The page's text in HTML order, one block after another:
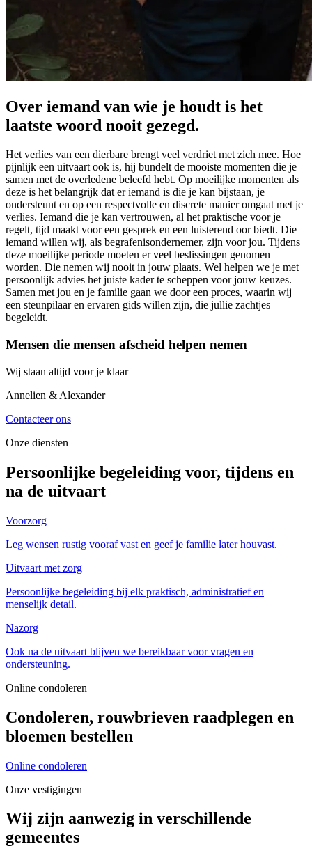
Over iemand van wie je houdt is het
laatste woord nooit gezegd.
Het verlies van een dierbare brengt veel verdriet met zich mee. Hoe
pijnlijk een uitvaart ook is, hij bundelt de mooiste momenten die je
samen met de overledene beleefd hebt. Op moeilijke momenten als
deze is het belangrijk dat er iemand is die je kan bijstaan, je
ondersteunt en op een respectvolle en discrete manier omgaat met je
verlies. Iemand die je kan vertrouwen, al het praktische voor je
regelt, tijd maakt voor een gesprek en een luisterend oor biedt. Die
iemand willen wij, als begrafenisondernemer, zijn voor jou. Tijdens
deze moeilijke periode moeten er veel beslissingen genomen
worden. Die nemen wij nooit in jouw plaats. Wel helpen we je met
persoonlijk advies het juiste kader te scheppen voor jouw keuzes.
Samen met jou en je familie gaan we door een proces, waarin wij
een steunpilaar en ervaren gids willen zijn, die jullie zachtjes
begeleidt.
Mensen die mensen afscheid helpen nemen
Wij staan altijd voor je klaar
Annelien & Alexander
Contacteer ons
Onze diensten
Persoonlijke begeleiding voor, tijdens en
na de uitvaart
Voorzorg
Leg wensen rustig vooraf vast en geef je familie later houvast.
Uitvaart met zorg
Persoonlijke begeleiding bij elk praktisch, administratief en
menselijk detail.
Nazorg
Ook na de uitvaart blijven we bereikbaar voor vragen en
ondersteuning.
Online condoleren
Condoleren, rouwbrieven raadplegen en
bloemen bestellen
Online condoleren
Onze vestigingen
Wij zijn aanwezig in verschillende
gemeentes